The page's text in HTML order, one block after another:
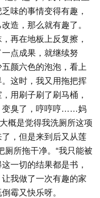
味的事情变得有趣，
造，那么就有趣了。
再在地板上反复擦，
点成果，就继续努
颜六色的泡泡，看上
这时，我又用拖把挥
用刷子刷了刷马桶，
变臭了，哼哼哼……妈
概是觉得我洗厕所这项
，但是来到后又从莲
厕所拖干净。“我只能被
一切的结果都是书，
我做了一次有趣的家
霉又快乐呀。